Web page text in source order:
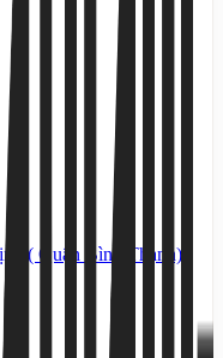
( Quận Bình Thạnh)